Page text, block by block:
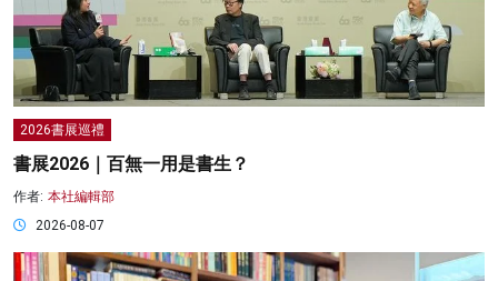
2026書展巡禮
書展2026｜百無一用是書生？
作者: 本社編輯部
2026-08-07